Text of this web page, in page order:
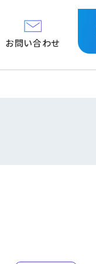
お問い合わせ